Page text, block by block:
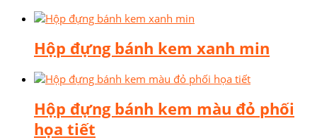
Hộp đựng bánh kem xanh min
Hộp đựng bánh kem màu đỏ phối
họa tiết